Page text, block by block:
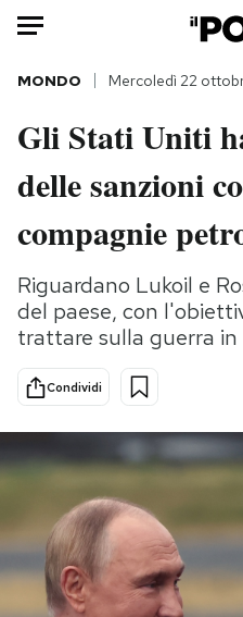
HOME
Italia
Politica
Tecnologia
Internet
Scienza
Cultura
Economia
Sport
PODCAST
NEWSLETTER
MONDO Mercoledì 22
Gli Stati Uniti
delle sanzioni
compagnie
Riguardano Lukoil e
del paese, con
trattare sulla guerra in
Condividi